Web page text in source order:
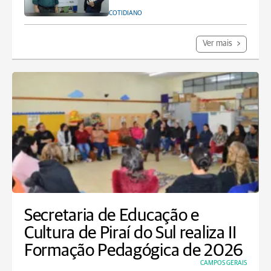
COTIDIANO
Ver mais
Secretaria de Educação e
Cultura de Piraí do Sul realiza II
Formação Pedagógica de 2026
CAMPOS GERAIS